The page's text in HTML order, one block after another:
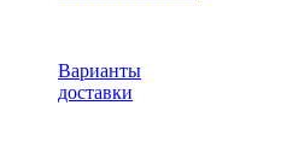
Варианты
доставки